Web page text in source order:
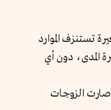
تستنزف الموارد
المدى، دون أي
صارت الزوجات